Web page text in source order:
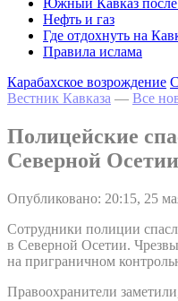
Южный Кавказ
Нефть и газ
Где отдохнуть на
Правила ислама
Карабахское возрождение
Вестник Кавказа — Все
Полицейские
Северной Осетии
Опубликовано: 20:15, 25
Сотрудники полиции
в Северной Осетии.
на приграничном
Правоохранители